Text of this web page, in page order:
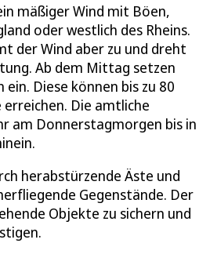
mäßiger Wind mit Böen,
oder westlich des Rheins.
der Wind aber zu und dreht
Ab dem Mittag setzen
Diese können bis zu 80
Die amtliche
am Donnerstagmorgen bis in
herabstürzende Äste und
Gegenstände. Der
Objekte zu sichern und